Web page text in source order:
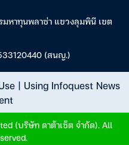
หาทุนพลาซ่า แขวงลุมพินี เขต
(สนญ.)
| Using Infoquest News
(บริษัท ดาต้าเซ็ต จำกัด). All